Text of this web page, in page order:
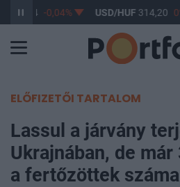
363,04 -0,04% USD/HUF 314,20
ELŐFIZETŐI TARTALOM
Lassul a járvány
Ukrajnában, de
a fertőzöttek száma